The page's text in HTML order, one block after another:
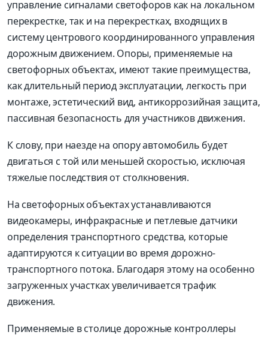
управление сигналами светофоров как на локальном
перекрестке, так и на перекрестках, входящих в
систему центрового координированного управления
дорожным движением. Опоры, применяемые на
светофорных объектах, имеют такие преимущества,
как длительный период эксплуатации, легкость при
монтаже, эстетический вид, антикоррозийная защита,
пассивная безопасность для участников движения.
К слову, при наезде на опору автомобиль будет
двигаться с той или меньшей скоростью, исключая
тяжелые последствия от столкновения.
На светофорных объектах устанавливаются
видеокамеры, инфракрасные и петлевые датчики
определения транспортного средства, которые
адаптируются к ситуации во время дорожно-
транспортного потока. Благодаря этому на особенно
загруженных участках увеличивается трафик
движения.
Применяемые в столице дорожные контроллеры